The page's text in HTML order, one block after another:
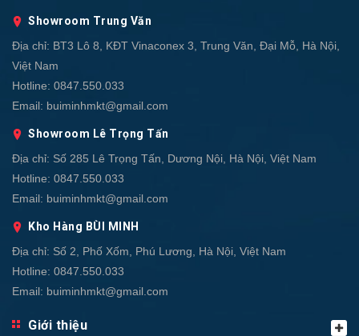
Showroom Trung Văn
Địa chỉ: BT3 Lô 8, KĐT Vinaconex 3, Trung Văn, Đại Mỗ, Hà Nội,
Việt Nam
Hotline: 0847.550.033
Email: buiminhmkt@gmail.com
Showroom Lê Trọng Tấn
Địa chỉ: Số 285 Lê Trọng Tấn, Dương Nội, Hà Nội, Việt Nam
Hotline: 0847.550.033
Email: buiminhmkt@gmail.com
Kho Hàng BÙI MINH
Địa chỉ: Số 2, Phố Xốm, Phú Lương, Hà Nội, Việt Nam
Hotline: 0847.550.033
Email: buiminhmkt@gmail.com
Giới thiệu